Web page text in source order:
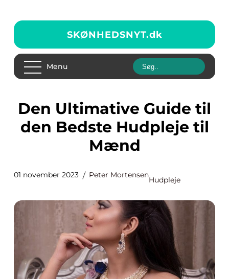
SKØNHEDSNYT.dk
Menu
Den Ultimative Guide til
den Bedste Hudpleje til
Mænd
01 november 2023 Peter Mortensen
Hudpleje